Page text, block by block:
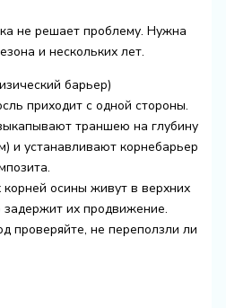
не решает проблему. Нужна
и нескольких лет.
барьер)
приходит с одной стороны.
траншею на глубину
и устанавливают корнебарьер
осины живут в верхних
задержит их продвижение.
проверяйте, не переползли ли